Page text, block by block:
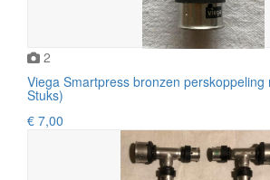
2
Viega Smartpress bronzen perskoppeling
Stuks)
€ 7,00